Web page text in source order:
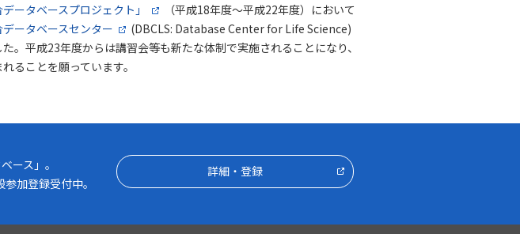
ータベースプロジェクト」
（平成18年度～平成22年度）において
ータベースセンター
(DBCLS: Database Center for Life Science)
。平成23年度からは講習会等も新たな体制で実施されることになり、
ることを願っています。
データベース」
ース」。
加登録受付中。
詳細・登録